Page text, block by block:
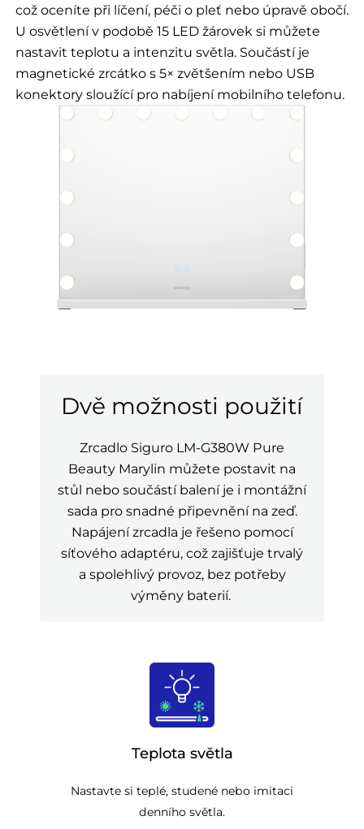
což oceníte při líčení, péči o pleť nebo úpravě obočí.
U osvětlení v podobě 15 LED žárovek si můžete
nastavit teplotu a intenzitu světla. Součástí je
magnetické zrcátko s 5× zvětšením nebo USB
konektory sloužící pro nabíjení mobilního telefonu.
Dvě možnosti použití
Zrcadlo Siguro LM-G380W Pure
Beauty Marylin můžete postavit na
stůl nebo součástí balení je i montážní
sada pro snadné připevnění na zeď.
Napájení zrcadla je řešeno pomocí
síťového adaptéru, což zajišťuje trvalý
a spolehlivý provoz, bez potřeby
výměny baterií.
Teplota světla
Nastavte si teplé, studené nebo imitaci
denního světla.